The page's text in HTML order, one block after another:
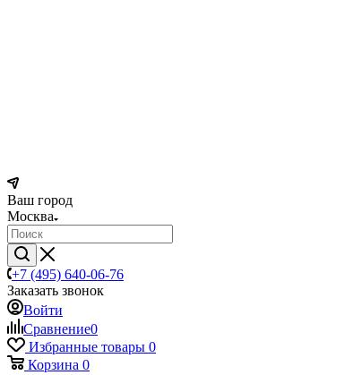
Ваш город
Москва
+7 (495) 640-06-76
Заказать звонок
Войти
Сравнение0
Избранные товары 0
Корзина 0